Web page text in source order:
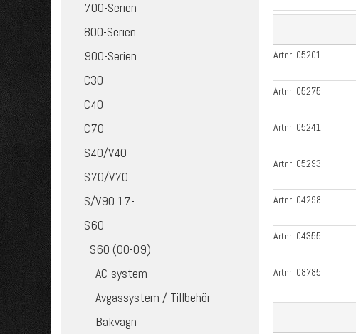
700-Serien
800-Serien
900-Serien
C30
C40
C70
S40/V40
S70/V70
S/V90 17-
S60
S60 (00-09)
AC-system
Avgassystem / Tillbehör
Bakvagn
Artnr: 05201
Artnr: 05275
Artnr: 05241
Artnr: 05293
Artnr: 04298
Artnr: 04355
Artnr: 08785